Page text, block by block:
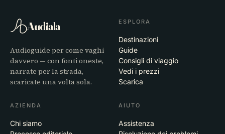
Audiala
Audioguide per come vaghi
davvero — con fonti oneste,
narrate per la strada,
scaricate una volta sola.
ESPLORA
Destinazioni
Guide
Consigli di viaggio
Vedi i prezzi
Scarica
AZIENDA
Chi siamo
AIUTO
Assistenza